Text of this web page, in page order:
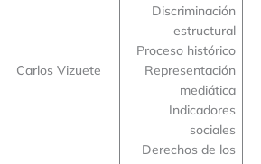
Carlos Vizuete
Discriminación
estructural
Proceso histórico
Representación
mediática
Indicadores
sociales
Derechos de los